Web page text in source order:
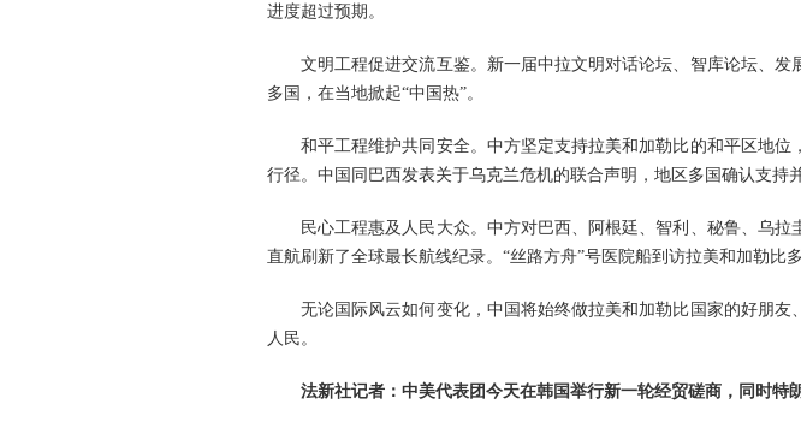
进度超过预期。
文明工程促进交流互鉴。新一届中拉文明对话论坛、智库论坛、
多国，在当地掀起“中国热”。
和平工程维护共同安全。中方坚定支持拉美和加勒比的和平区地
行径。中国同巴西发表关于乌克兰危机的联合声明，地区多国确认支持
民心工程惠及人民大众。中方对巴西、阿根廷、智利、秘鲁、乌
直航刷新了全球最长航线纪录。“丝路方舟”号医院船到访拉美和加勒比
无论国际风云如何变化，中国将始终做拉美和加勒比国家的好朋
人民。
法新社记者：中美代表团今天在韩国举行新一轮经贸磋商，同时